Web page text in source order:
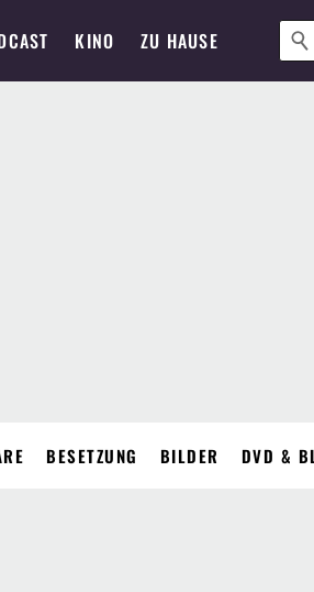
KINO ZU HAUSE
BESETZUNG BILDER DVD &